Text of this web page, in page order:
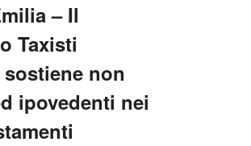
– Il
Taxisti
non
ipovedenti nei